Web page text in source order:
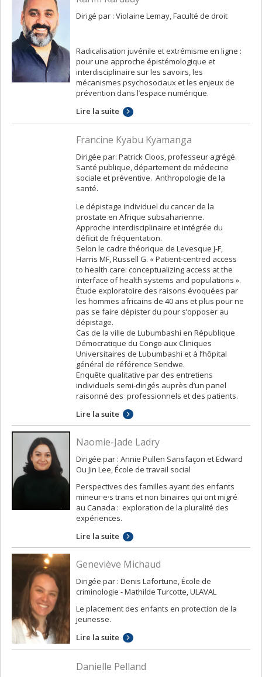
Dirigé par : Violaine Lemay, Faculté de droit
Radicalisation juvénile et extrémisme en ligne :
pour une approche épistémologique et
interdisciplinaire sur les savoirs, les
mécanismes psychosociaux et les enjeux de
prévention dans l’espace numérique.
Lire la suite
Francine Kyabu Kyamanga
Dirigée par: Patrick Cloos, professeur agrégé.
Santé publique, département de médecine
sociale et préventive. Anthropologie de la
santé.
Le dépistage individuel du cancer de la
prostate en Afrique subsaharienne.
Approche interdisciplinaire et intégrée du
déficit de fréquentation.
Selon le cadre théorique de Levesque J-F,
Harris MF, Russell G. « Patient-centred access
to health care: conceptualizing access at the
interface of health systems and populations ».
Étude exploratoire des raisons évoquées par
les hommes africains de 40 ans et plus pour ne
pas se faire dépister du pour s’opposer au
dépistage.
Cas de la ville de Lubumbashi en République
Démocratique du Congo aux Cliniques
Universitaires de Lubumbashi et à l’hôpital
général de référence Sendwe.
Enquête qualitative par des entretiens
individuels semi-dirigés auprès d’un panel
raisonné des professionnels et des patients.
Lire la suite
Naomie-Jade Ladry
Dirigée par : Annie Pullen Sansfaçon et Edward
Ou Jin Lee, École de travail social
Perspectives des familles ayant des enfants
mineur·e·s trans et non binaires qui ont migré
au Canada : exploration de la pluralité des
expériences.
Lire la suite
Geneviève Michaud
Dirigée par : Denis Lafortune, École de
criminologie - Mathilde Turcotte, ULAVAL
Le placement des enfants en protection de la
jeunesse.
Lire la suite
Danielle Pelland